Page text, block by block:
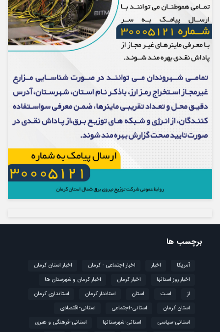
برچسب ها
آمریکا اخبار اخبار اجتماعی - کرمان
اخبار استان کرمان
اخبار روز استانها
اخبار کرمان
اخبار کرمان و شهرستان ها
از
است استان استاندار کرمان
استانداری کرمان
استان کرمان
استانی-اجتماعی
استانی-اقتصادی
استانی-سیاسی
استانی-شهرستانها
استانی-فرهنگی و هنری